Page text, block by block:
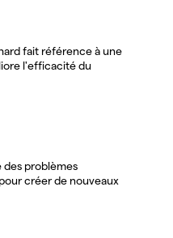
fait référence à une
l'efficacité du
des problèmes
créer de nouveaux